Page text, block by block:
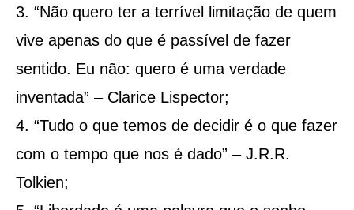
“Não quero ter a terrível limitação de quem
vive apenas do que é passível de fazer
sentido. Eu não: quero é uma verdade
inventada” – Clarice Lispector;
“Tudo o que temos de decidir é o que fazer
com o tempo que nos é dado” – J.R.R.
Tolkien;